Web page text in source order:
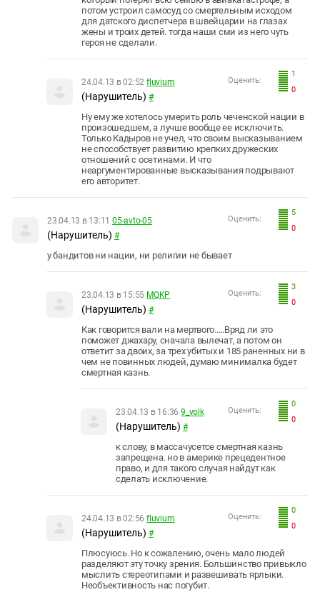
потом устроил самосуд со смертельным исходом
для датского диспетчера в швейцарии на глазах
жены и троих детей. тогда наши сми из него чуть
героя не сделали.
1
0
Оценить:
24.04.13 в 02:52 fluvium
(Нарушитель) #
Ну ему же хотелось умерить роль чеченской нации в
произошедшем, а лучше вообще ее исключить.
Только Кадыров не учел, что своим высказыванием
не способствует развитию крепких дружеских
отношений с осетинами. И что
неаргументированные высказывания подрывают
его авторитет.
5
0
Оценить:
23.04.13 в 13:11 05-avto-05
(Нарушитель) #
у бандитов ни нации, ни религии не бывает
3
0
Оценить:
23.04.13 в 15:55 MQKP
(Нарушитель) #
Как говорится вали на мертвого.....Вряд ли это
поможет джахару, сначала вылечат, а потом он
ответит за двоих, за трех убитых и 185 раненных ни в
чем не повинных людей, думаю минималка будет
смертная казнь.
0
0
Оценить:
23.04.13 в 16:36 9_volk
(Нарушитель) #
к слову, в массачусетсе смертная казнь
запрещена. но в америке прецедентное
право, и для такого случая найдут как
сделать исключение.
0
0
Оценить:
24.04.13 в 02:56 fluvium
(Нарушитель) #
Плюсуюсь. Но к сожалению, очень мало людей
разделяют эту точку зрения. Большинство привыкло
мыслить стереотипами и развешивать ярлыки.
Необъективность нас погубит.